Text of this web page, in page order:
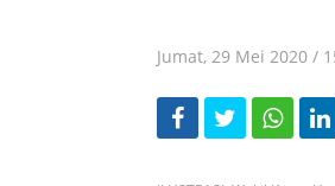
Jumat, 29 Mei 2020 /